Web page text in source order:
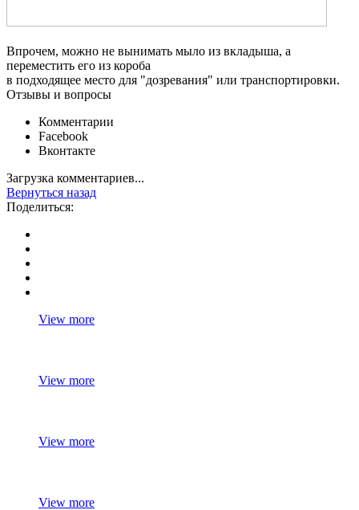
Впрочем, можно не вынимать мыло из вкладыша, а
переместить его из короба
в подходящее место для "дозревания" или транспортировки.
Отзывы и вопросы
Комментарии
Facebook
Вконтакте
Загрузка комментариев...
Вернуться назад
Поделиться:
View more
View more
View more
View more